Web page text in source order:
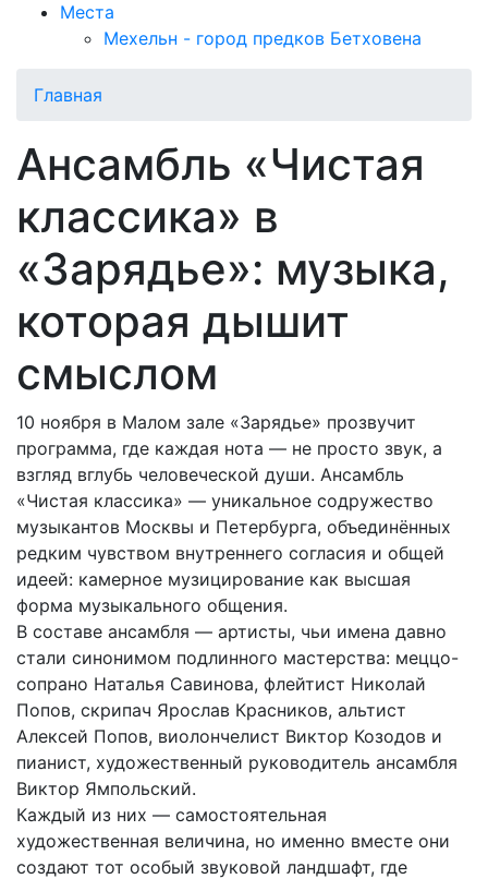
Места
Мехельн - город предков Бетховена
Главная
Ансамбль «Чистая
классика» в
«Зарядье»: музыка,
которая дышит
смыслом
10 ноября в Малом зале «Зарядье» прозвучит
программа, где каждая нота — не просто звук, а
взгляд вглубь человеческой души. Ансамбль
«Чистая классика» — уникальное содружество
музыкантов Москвы и Петербурга, объединённых
редким чувством внутреннего согласия и общей
идеей: камерное музицирование как высшая
форма музыкального общения.
В составе ансамбля — артисты, чьи имена давно
стали синонимом подлинного мастерства: меццо-
сопрано Наталья Савинова, флейтист Николай
Попов, скрипач Ярослав Красников, альтист
Алексей Попов, виолончелист Виктор Козодов и
пианист, художественный руководитель ансамбля
Виктор Ямпольский.
Каждый из них — самостоятельная
художественная величина, но именно вместе они
создают тот особый звуковой ландшафт, где